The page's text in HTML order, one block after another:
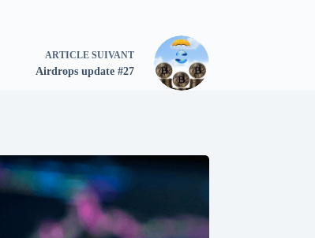
ARTICLESUIVANT
Airdrops update #27